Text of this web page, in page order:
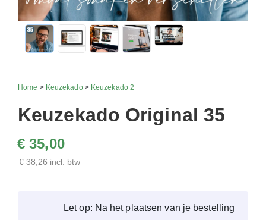
Home > Keuzekado> Keuzekado 2
Keuzekado Original 35
€ 35,00
€ 38,26 incl. btw
Let op: Na het plaatsen van je bestelling